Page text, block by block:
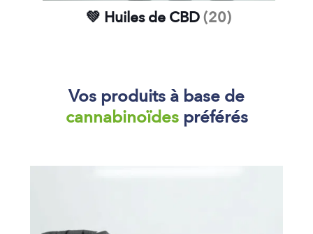
💚 Huiles de CBD(20)
Vos produits à base de
cannabinoïdes préférés